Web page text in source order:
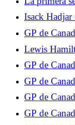
estará
Isack
ídolo, Lewis
GP de
tras la
Lewis
Roscoe.
GP de
Hadjar,
vuelta de
GP de
Ocon tras la
adaptarse
GP de
Charles
funciona en
GP de